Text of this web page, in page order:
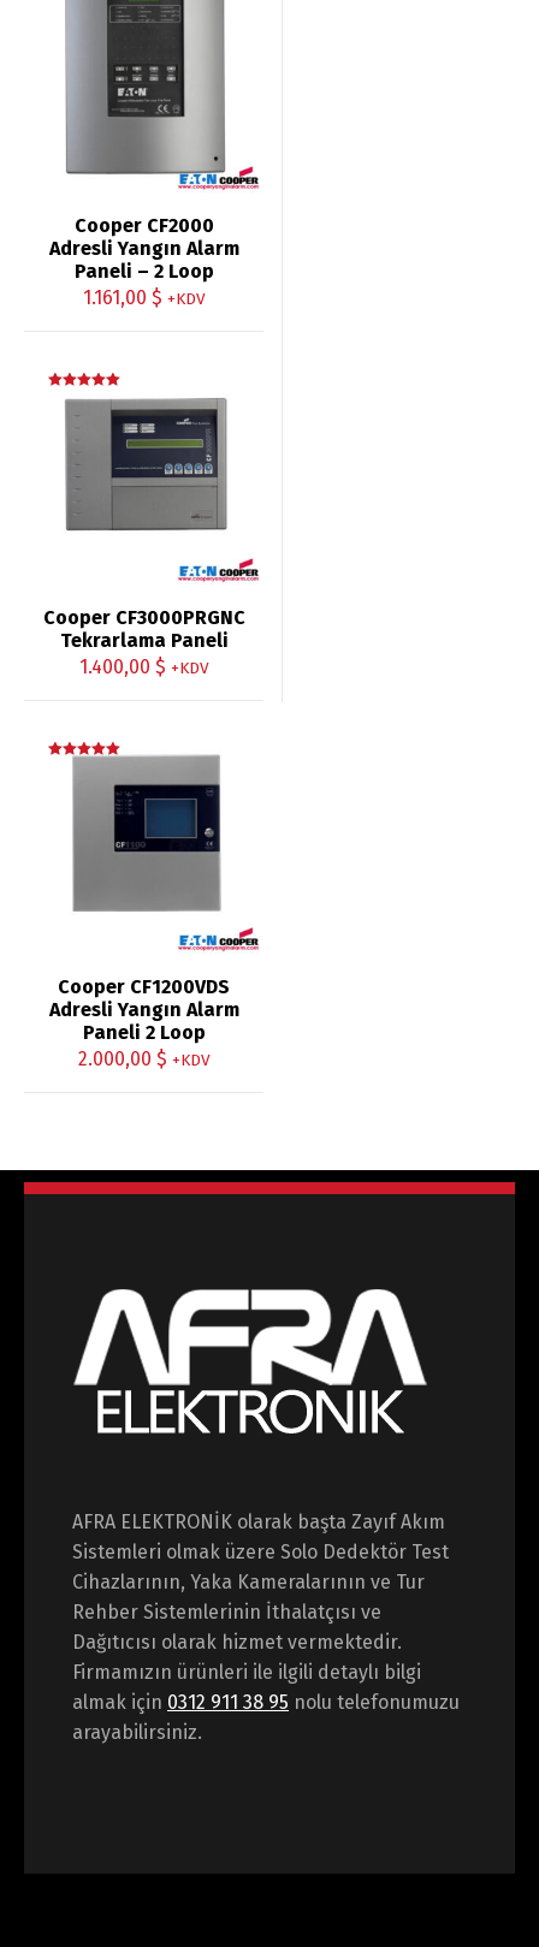
Cooper CF2000
Adresli Yangın Alarm
Paneli – 2 Loop
1.161,00 $ +KDV
5 üzerinden
Cooper CF3000PRGNC
Tekrarlama Paneli
1.400,00 $ +KDV
Cooper CF1200VDS
Adresli Yangın Alarm
Paneli 2 Loop
2.000,00 $ +KDV
AFRA ELEKTRONİK olarak başta Zayıf Akım
Sistemleri olmak üzere Solo Dedektör Test
Cihazlarının, Yaka Kameralarının ve Tur
Rehber Sistemlerinin İthalatçısı ve
Dağıtıcısı olarak hizmet vermektedir.
Firmamızın ürünleri ile ilgili detaylı bilgi
almak için 0312 911 38 95 nolu telefonumuzu
arayabilirsiniz.